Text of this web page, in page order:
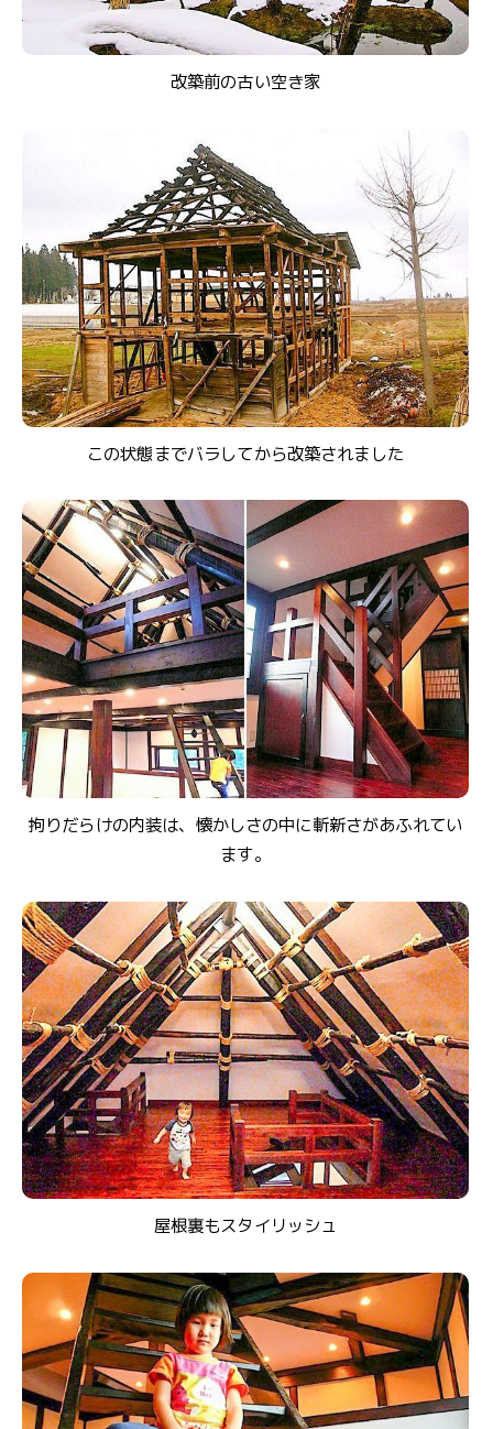
改築前の古い空き家
この状態までバラしてから改築されました
拘りだらけの内装は、懐かしさの中に斬新さがあふれてい
ます。
屋根裏もスタイリッシュ